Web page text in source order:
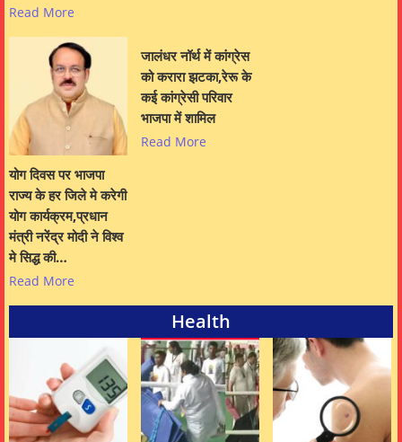
Read More
योग दिवस पर भाजपा
राज्य के हर जिले मे करेगी
योग कार्यक्रम,प्रधान
मंत्री नरेंद्र मोदी ने विश्व
मे सिद्ध की…
Read More
जालंधर नॉर्थ में कांग्रेस
को करारा झटका,रेरू के
कई कांग्रेसी परिवार
भाजपा में शामिल
Read More
Health